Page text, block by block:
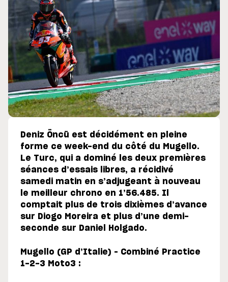
Deniz Öncü est décidément en pleine
forme ce week-end du côté du Mugello.
Le Turc, qui a dominé les deux premières
séances d’essais libres, a récidivé
samedi matin en s’adjugeant à nouveau
le meilleur chrono en 1’56.485. Il
comptait plus de trois dixièmes d’avance
sur Diogo Moreira et plus d’une demi-
seconde sur Daniel Holgado.
Mugello (GP d’Italie) – Combiné Practice
1-2-3 Moto3 :